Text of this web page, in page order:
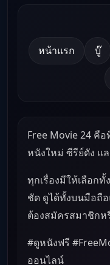
หน้าแรก บู๊
Free Movie 24 คื
หนังใหม่ ซีรีย์ดัง แ
ทุกเรื่องมีให้เลือก
ชัด ดูได้ทั้งบนมือถื
ต้องสมัครสมาชิกห
#ดูหนังฟรี
ออนไลน์